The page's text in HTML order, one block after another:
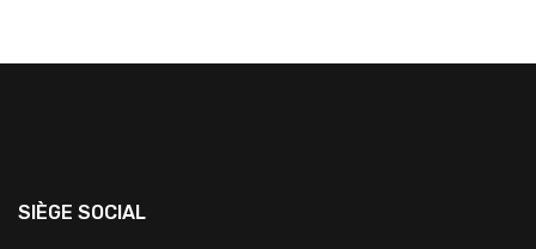
SIÈGE SOCIAL